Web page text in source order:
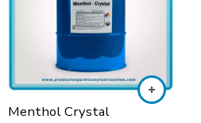
Menthol Crystal